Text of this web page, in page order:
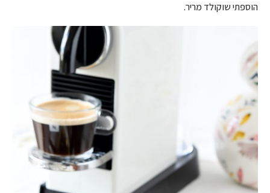
הוספתי שוקולד מריר.